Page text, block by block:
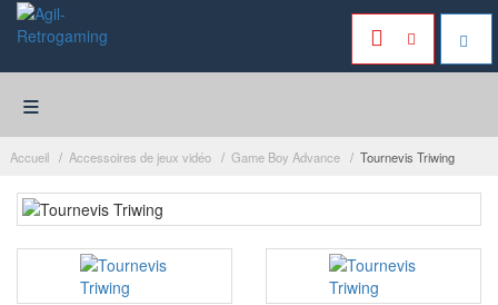
≡
Accueil Accessoires de jeux vidéo Game Boy Advance Tournevis Triwing